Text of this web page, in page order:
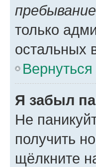
только
остальных
Я забыл
Не
получить
щёлкните